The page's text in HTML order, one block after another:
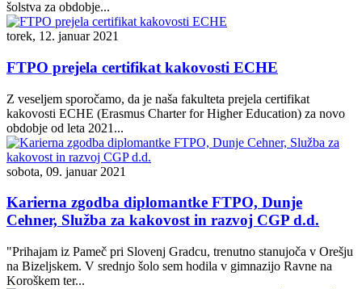
šolstva za obdobje...
torek, 12. januar 2021
FTPO prejela certifikat kakovosti ECHE
Z veseljem sporočamo, da je naša fakulteta prejela certifikat
kakovosti ECHE (Erasmus Charter for Higher Education) za novo
obdobje od leta 2021...
sobota, 09. januar 2021
Karierna zgodba diplomantke FTPO, Dunje
Cehner, Služba za kakovost in razvoj CGP d.d.
"Prihajam iz Pameč pri Slovenj Gradcu, trenutno stanujoča v Orešju
na Bizeljskem. V srednjo šolo sem hodila v gimnazijo Ravne na
Koroškem ter...